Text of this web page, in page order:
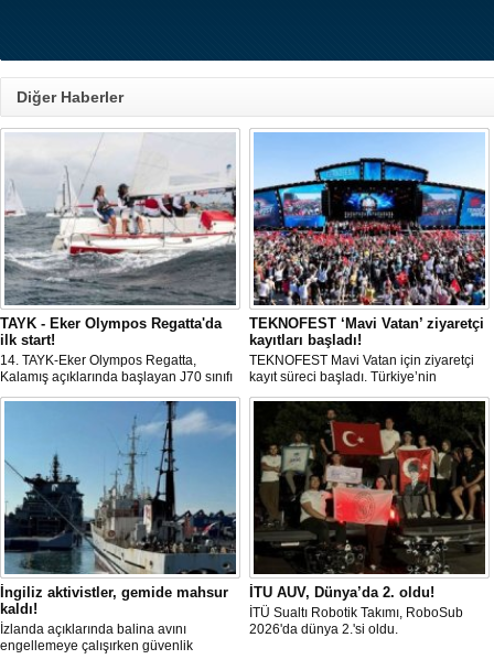
Diğer Haberler
TAYK - Eker Olympos Regatta'da
ilk start!
14. TAYK-Eker Olympos Regatta,
Kalamış açıklarında başlayan J70 sınıfı
yarışlarıyla ilk startını verdi. İstanbul'u 10
gün boyunca yelken coşkusuyla
buluşturacak organizasyonun ilk
gününde 9 tekne rüzgârla buluştu.
TEKNOFEST ‘Mavi Vatan’ ziyaretçi
kayıtları başladı!
TEKNOFEST Mavi Vatan için ziyaretçi
kayıt süreci başladı. Türkiye’nin
denizcilik ve savunma teknolojilerine
odaklanan etkinliği, 20-23 Ağustos
tarihleri arasında Gölcük Tersanesi
Komutanlığı’nda gerçekleştirilecek.
İngiliz aktivistler, gemide mahsur
kaldı!
İzlanda açıklarında balina avını
engellemeye çalışırken güvenlik
İTU AUV, Dünya’da 2. oldu!
İTÜ Sualtı Robotik Takımı, RoboSub
2026'da dünya 2.'si oldu.